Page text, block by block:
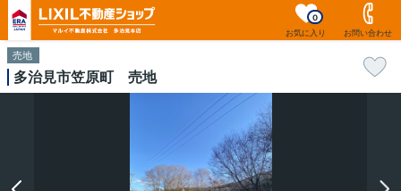
お気に入り
0
お問い合わせ
売地
多治見市笠原町 売地